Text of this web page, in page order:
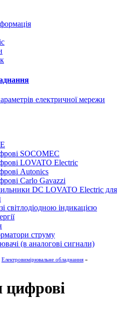
електричної мережи
SOCOMEC
LOVATO Electric
Autonics
Carlo Gavazzi
DC LOVATO Electric для
світлодіодною індикацією
струму
(в аналогові сигнали)
Електровимірювальне обладнання »